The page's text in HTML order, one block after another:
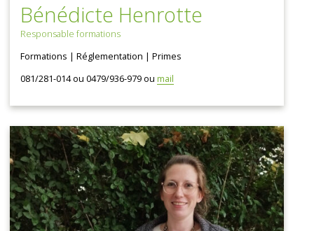
Bénédicte Henrotte
Responsable formations
Formations | Réglementation | Primes
081/281-014 ou 0479/936-979 ou mail